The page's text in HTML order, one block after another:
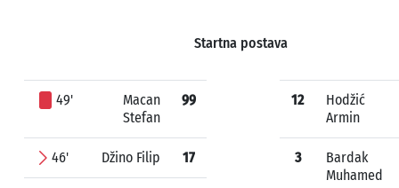
Startna postava
49'
Macan
Stefan
99
46' Džino Filip 17
12
Hodžić
Armin
3
Bardak
Muhamed